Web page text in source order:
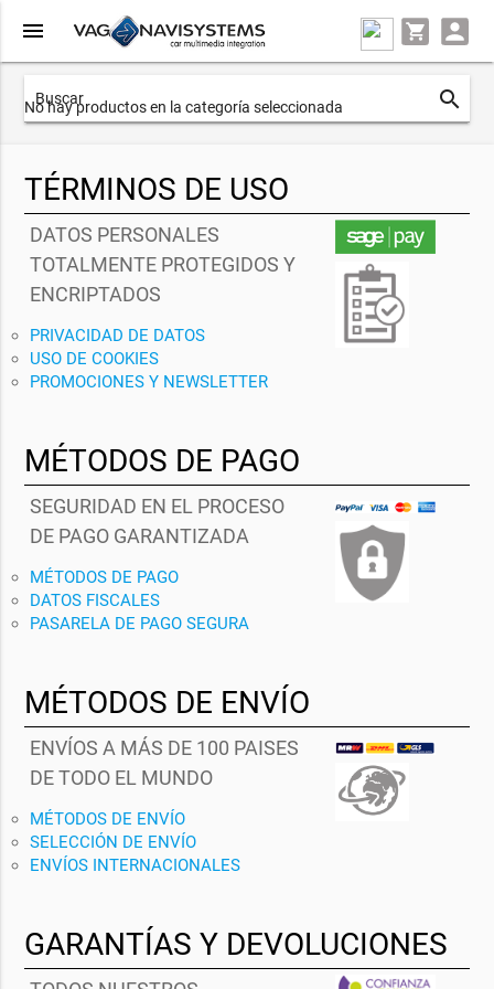
menu
search
No hay productos en la categoría seleccionada
TÉRMINOS DE USO
DATOS PERSONALES
TOTALMENTE PROTEGIDOS Y
ENCRIPTADOS
PRIVACIDAD DE DATOS
USO DE COOKIES
PROMOCIONES Y NEWSLETTER
MÉTODOS DE PAGO
SEGURIDAD EN EL PROCESO
DE PAGO GARANTIZADA
MÉTODOS DE PAGO
DATOS FISCALES
PASARELA DE PAGO SEGURA
MÉTODOS DE ENVÍO
ENVÍOS A MÁS DE 100 PAISES
DE TODO EL MUNDO
MÉTODOS DE ENVÍO
SELECCIÓN DE ENVÍO
ENVÍOS INTERNACIONALES
GARANTÍAS Y DEVOLUCIONES